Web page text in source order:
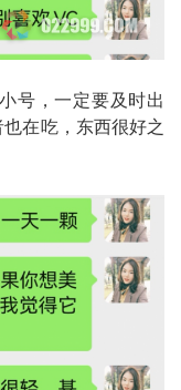
号，一定要及时出
在吃，东西很好之